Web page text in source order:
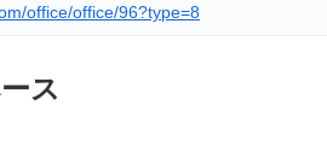
office/office/96?type=8
ス